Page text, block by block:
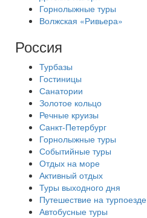
Горнолыжные туры
Волжская «Ривьера»
Россия
Турбазы
Гостиницы
Санатории
Золотое кольцо
Речные круизы
Санкт-Петербург
Горнолыжные туры
Событийные туры
Отдых на море
Активный отдых
Туры выходного дня
Путешествие на турпоезде
Автобусные туры